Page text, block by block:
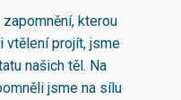
kterou
vtělení projít, jsme
našich těl. Na
jsme na sílu